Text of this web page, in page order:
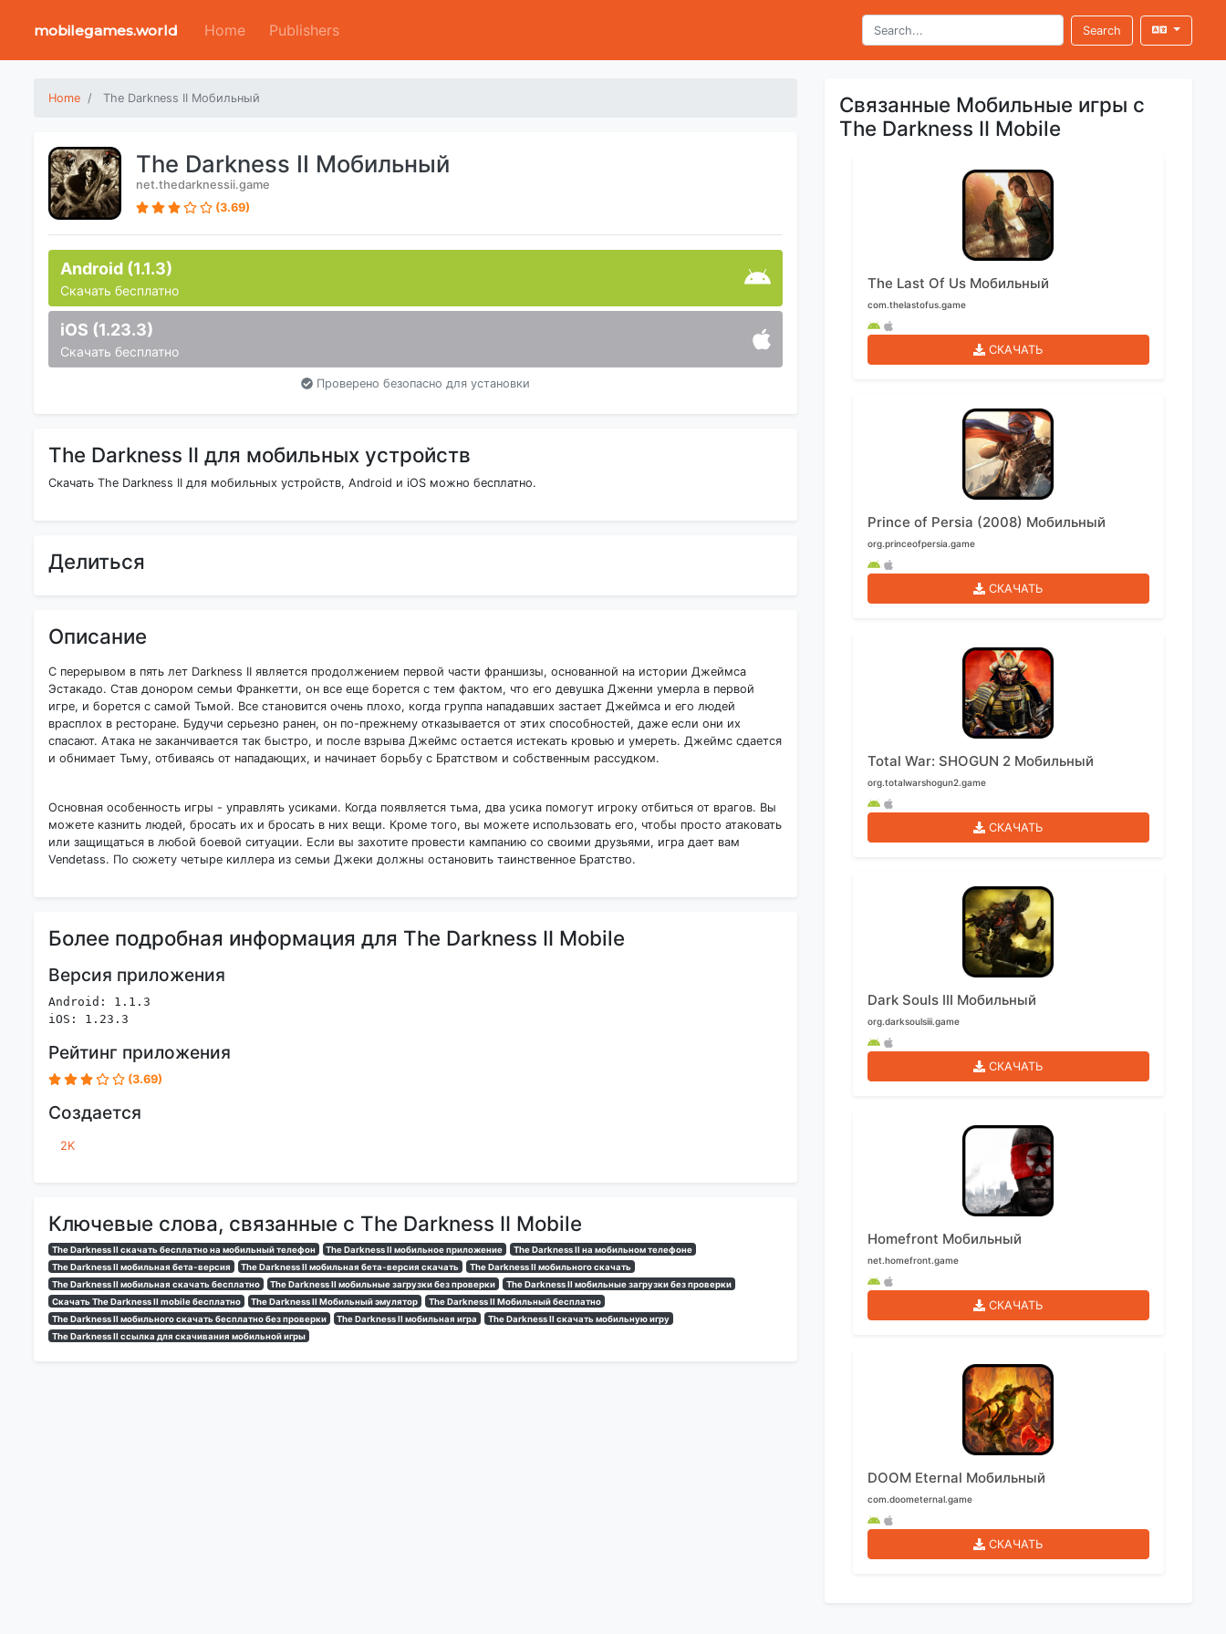
mobilegames.world Home Publishers Search
Home The Darkness II Мобильный
The Darkness II Мобильный
net.thedarknessii.game
(3.69)
Android (1.1.3)
Скачать бесплатно
iOS (1.23.3)
Скачать бесплатно
Проверено безопасно для установки
The Darkness II для мобильных устройств
Скачать The Darkness II для мобильных устройств, Android и iOS можно бесплатно.
Делиться
Описание
С перерывом в пять лет Darkness II является продолжением первой части франшизы, основанной на истории Джеймса
Эстакадо. Став донором семьи Франкетти, он все еще борется с тем фактом, что его девушка Дженни умерла в первой
игре, и борется с самой Тьмой. Все становится очень плохо, когда группа нападавших застает Джеймса и его людей
врасплох в ресторане. Будучи серьезно ранен, он по-прежнему отказывается от этих способностей, даже если они их
спасают. Атака не заканчивается так быстро, и после взрыва Джеймс остается истекать кровью и умереть. Джеймс сдается
и обнимает Тьму, отбиваясь от нападающих, и начинает борьбу с Братством и собственным рассудком.
Основная особенность игры - управлять усиками. Когда появляется тьма, два усика помогут игроку отбиться от врагов. Вы
можете казнить людей, бросать их и бросать в них вещи. Кроме того, вы можете использовать его, чтобы просто атаковать
или защищаться в любой боевой ситуации. Если вы захотите провести кампанию со своими друзьями, игра дает вам
Vendetass. По сюжету четыре киллера из семьи Джеки должны остановить таинственное Братство.
Более подробная информация для The Darkness II Mobile
Версия приложения
Android: 1.1.3
iOS: 1.23.3
Рейтинг приложения
(3.69)
Создается
2K
Ключевые слова, связанные с The Darkness II Mobile
The Darkness II скачать бесплатно на мобильный телефон The Darkness II мобильное приложение
The Darkness II на мобильном телефоне
The Darkness II мобильная бета-версия
The Darkness II мобильная бета-версия скачать
The Darkness II мобильного скачать
The Darkness II мобильная скачать бесплатно
The Darkness II мобильные загрузки без проверки
The Darkness II мобильные загрузки без проверки
Скачать The Darkness II mobile бесплатно
The Darkness II Мобильный эмулятор
The Darkness II Мобильный бесплатно
The Darkness II мобильного скачать бесплатно без проверки
The Darkness II мобильная игра
The Darkness II скачать мобильную игру
The Darkness II ссылка для скачивания мобильной игры
Связанные Мобильные игры с
The Darkness II Mobile
The Last Of Us Мобильный
com.thelastofus.game
СКАЧАТЬ
Prince of Persia (2008) Мобильный
org.princeofpersia.game
СКАЧАТЬ
Total War: SHOGUN 2 Мобильный
org.totalwarshogun2.game
СКАЧАТЬ
Dark Souls III Мобильный
org.darksoulsiii.game
СКАЧАТЬ
Homefront Мобильный
net.homefront.game
СКАЧАТЬ
DOOM Eternal Мобильный
com.doometernal.game
СКАЧАТЬ